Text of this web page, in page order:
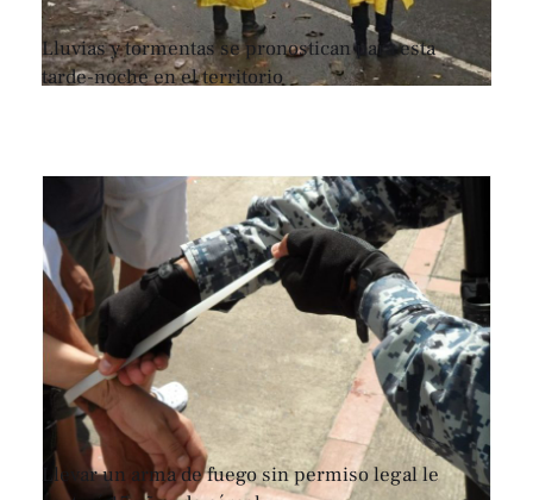
Lluvias y tormentas se pronostican para esta
tarde-noche en el territorio
Llevar un arma de fuego sin permiso legal le